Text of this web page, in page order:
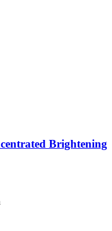
Brightening